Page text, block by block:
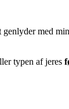
med
typen af jeres